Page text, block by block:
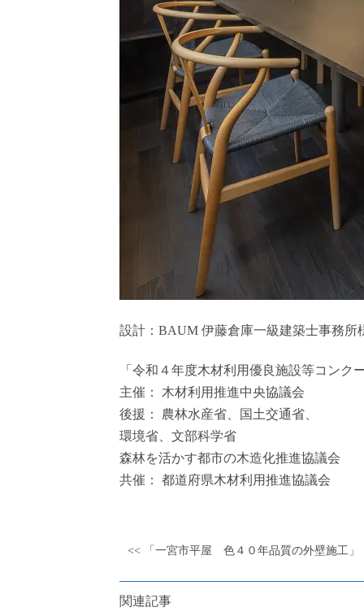
設計：BAUM 伊藤倉庫一級建築士事務所
「令和４年度木材利用優良施設等コンク
主催： 木材利用推進中央協議会
後援： 農林水産省、国土交通省、
環境省、文部科学省
森林を活かす都市の木造化推進協議会
共催： 都道府県木材利用推進協議会
<< 「一宮市平屋 色４０年品質の外壁施工」
関連記事